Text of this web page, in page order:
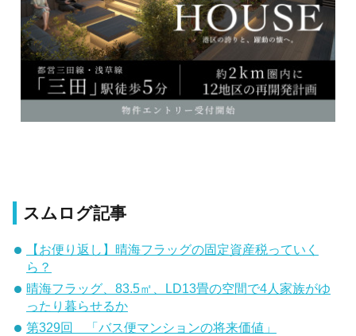
スムログ記事
【お便り返し】晴海フラッグの固定資産税っていく
ら？
晴海フラッグ、83.5㎡、LD13畳の空間で4人家族がゆ
ったり暮らせるか
第329回 「バス便マンションの将来価値」